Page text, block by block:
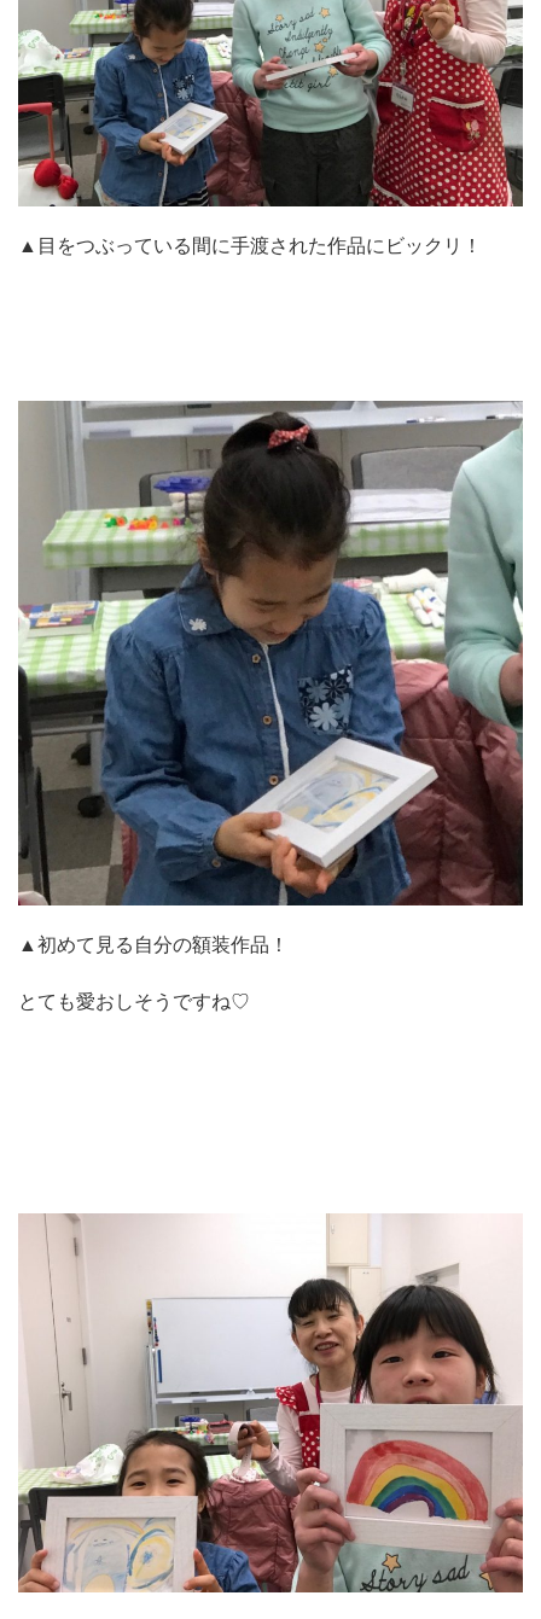
▲目をつぶっている間に手渡された作品にビックリ！
▲初めて見る自分の額装作品！
とても愛おしそうですね♡